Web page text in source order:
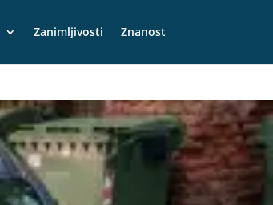
Zanimljivosti Znanost